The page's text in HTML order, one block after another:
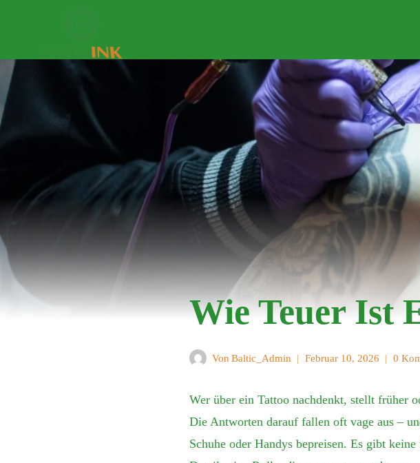
Wie Teuer Ist
Von Baltic_Admin Februar 10, 2026 0
Wer über ein Tattoo nachdenkt, stellt früher
Die Antworten darauf fallen oft vage aus –
Schuhe oder Handys bepreisen. Es gibt